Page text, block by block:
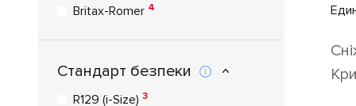
Britax-Romer 4
Стандарт безпеки
R129 (i-Size) 3